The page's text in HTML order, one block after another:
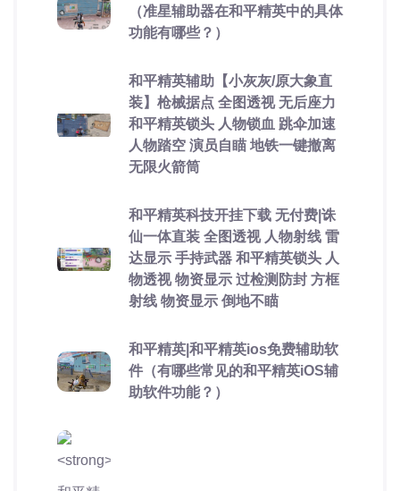
（准星辅助器在和平精英中的具体
功能有哪些？）
和平精英辅助【小灰灰/原大象直
装】枪械据点 全图透视 无后座力
和平精英锁头 人物锁血 跳伞加速
人物踏空 演员自瞄 地铁一键撤离
无限火箭筒
和平精英科技开挂下载 无付费|诛
仙一体直装 全图透视 人物射线 雷
达显示 手持武器 和平精英锁头 人
物透视 物资显示 过检测防封 方框
射线 物资显示 倒地不瞄
和平精英|和平精英ios免费辅助软
件（有哪些常见的和平精英iOS辅
助软件功能？）